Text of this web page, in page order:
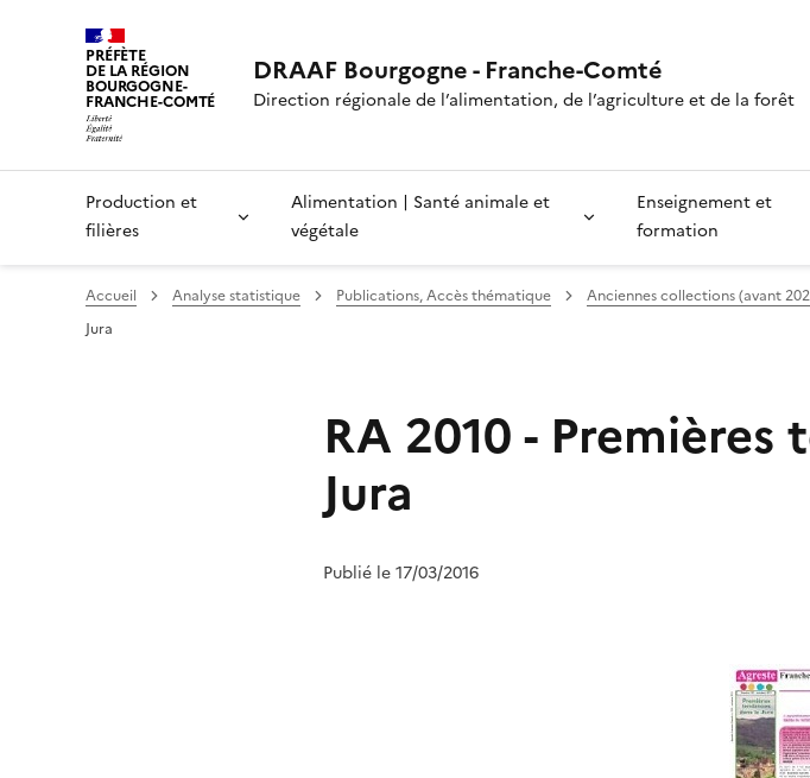
PRÉFÈTE
DE LA RÉGION
BOURGOGNE-
FRANCHE-COMTÉ
DRAAF Bourgogne - Franche-Comté
Direction régionale de l’alimentation, de l’agriculture et de la forêt
Production et
filières
Alimentation | Santé animale et
végétale
Enseignement et
formation
Accueil Analyse statistique Publications, Accès thématique Anciennes collections (avant
Jura
RA 2010 -
Jura
Publié le 17/03/2016